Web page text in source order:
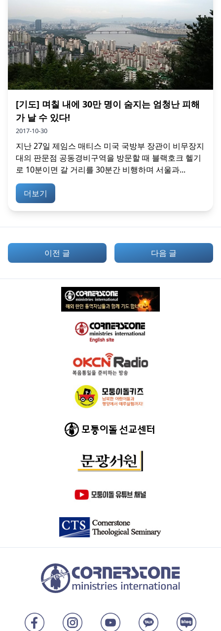
[기도] 며칠 내에 30만 명이 숨지는 엄청난 피해
가 날 수 있다!
2017-10-30
지난 27일 제임스 매티스 미국 국방부 장관이 비무장지
대의 판문점 공동경비구역을 방문할 때 블랙호크 헬기
로 10분이면 갈 거리를 30분간 비행하며 서울과...
더보기
이전 글 다음 글